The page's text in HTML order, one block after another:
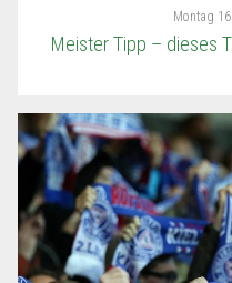
Montag
Meister Tipp – dieses